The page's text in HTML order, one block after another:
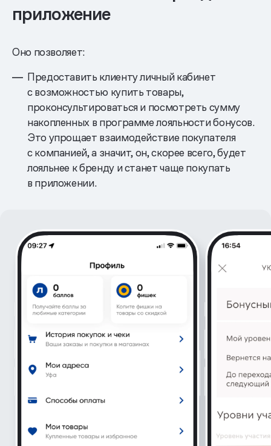
приложение
Оно позволяет:
Предоставить клиенту личный кабинет
с возможностью купить товары,
проконсультироваться и посмотреть сумму
накопленных в программе лояльности бонусов.
Это упрощает взаимодействие покупателя
с компанией, а значит, он, скорее всего, будет
лояльнее к бренду и станет чаще покупать
в приложении.